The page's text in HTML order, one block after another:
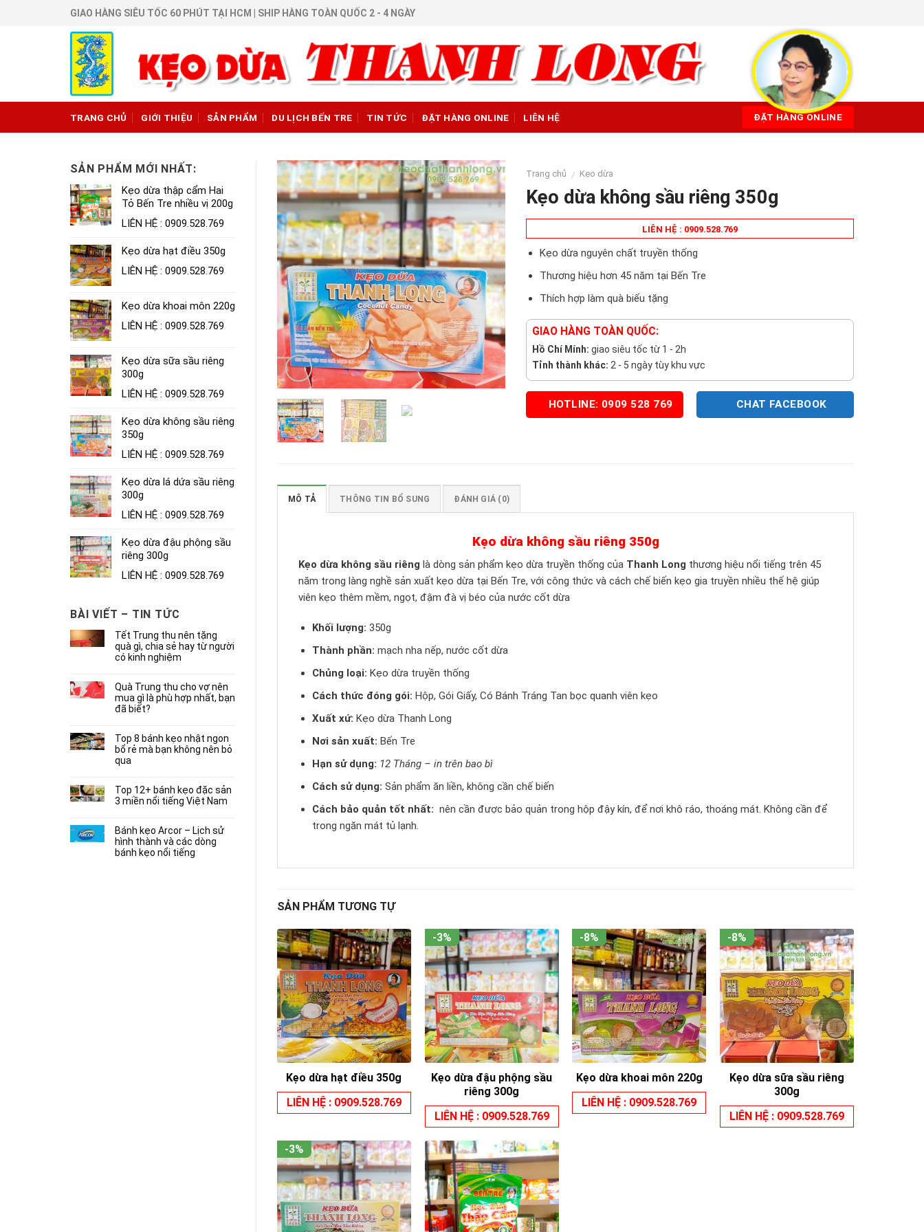
GIAO HÀNG SIÊU TỐC 60 PHÚT TẠI HCM | SHIP HÀNG TOÀN QUỐC 2 - 4 NGÀY
TRANG CHỦ GIỚI THIỆU SẢN PHẨM DU LỊCH BẾN TRE TIN TỨC ĐẶT HÀNG ONLINE LIÊN HỆ ĐẶT HÀNG ONLINE
SẢN PHẨM MỚI NHẤT:
Kẹo dừa thập cẩm Hai
Tỏ Bến Tre nhiều vị 200g
LIÊN HỆ : 0909.528.769
Kẹo dừa hạt điều 350g
LIÊN HỆ : 0909.528.769
Kẹo dừa khoai môn 220g
LIÊN HỆ : 0909.528.769
Kẹo dừa sữa sầu riêng
300g
LIÊN HỆ : 0909.528.769
Kẹo dừa không sầu riêng
350g
LIÊN HỆ : 0909.528.769
Kẹo dừa lá dứa sầu riêng
300g
LIÊN HỆ : 0909.528.769
Kẹo dừa đậu phộng sầu
riêng 300g
LIÊN HỆ : 0909.528.769
BÀI VIẾT – TIN TỨC
Tết Trung thu nên tặng
quà gì, chia sẻ hay từ người
có kinh nghiệm
Quà Trung thu cho vợ nên
mua gì là phù hợp nhất, bạn
đã biết?
Top 8 bánh kẹo nhật ngon
bổ rẻ mà bạn không nên bỏ
qua
Top 12+ bánh kẹo đặc sản
3 miền nổi tiếng Việt Nam
Bánh kẹo Arcor – Lịch sử
hình thành và các dòng
bánh kẹo nổi tiếng
Trang chủ / Kẹo dừa
Kẹo dừa không sầu riêng 350g
LIÊN HỆ : 0909.528.769
Kẹo dừa nguyên chất truyền thống
Thương hiệu hơn 45 năm tại Bến Tre
Thích hợp làm quà biếu tặng
GIAO HÀNG TOÀN QUỐC:
Hồ Chí Mính: giao siêu tốc từ 1 - 2h
Tỉnh thành khác: 2 - 5 ngày tùy khu vực
HOTLINE: 0909 528 769 CHAT FACEBOOK
MÔ TẢ THÔNG TIN BỔ SUNG ĐÁNH GIÁ (0)
Kẹo dừa không sầu riêng 350g
Kẹo dừa không sầu riêng là dòng sản phẩm kẹo dừa truyền thống của Thanh Long thương hiệu nổi tiếng trên 45
năm trong làng nghề sản xuất kẹo dừa tại Bến Tre, với công thức và cách chế biến kẹo gia truyền nhiều thế hệ giúp
viên kẹo thêm mềm, ngọt, đậm đà vị béo của nước cốt dừa
Khối lượng: 350g
Thành phần: mạch nha nếp, nước cốt dừa
Chủng loại: Kẹo dừa truyền thống
Cách thức đóng gói: Hộp, Gói Giấy, Có Bánh Tráng Tan bọc quanh viên kẹo
Xuất xứ: Kẹo dừa Thanh Long
Nơi sản xuất: Bến Tre
Hạn sử dụng: 12 Tháng – in trên bao bì
Cách sử dụng: Sản phẩm ăn liền, không cần chế biến
Cách bảo quản tốt nhất: nên cần được bảo quản trong hộp đậy kín, để nơi khô ráo, thoáng mát. Không cần để
trong ngăn mát tủ lạnh.
SẢN PHẨM TƯƠNG TỰ
Kẹo dừa hạt điều 350g
LIÊN HỆ : 0909.528.769
-3%
Kẹo dừa đậu phộng sầu
riêng 300g
LIÊN HỆ : 0909.528.769
-8%
Kẹo dừa khoai môn 220g
LIÊN HỆ : 0909.528.769
-8%
Kẹo dừa sữa sầu riêng
300g
LIÊN HỆ : 0909.528.769
-3%